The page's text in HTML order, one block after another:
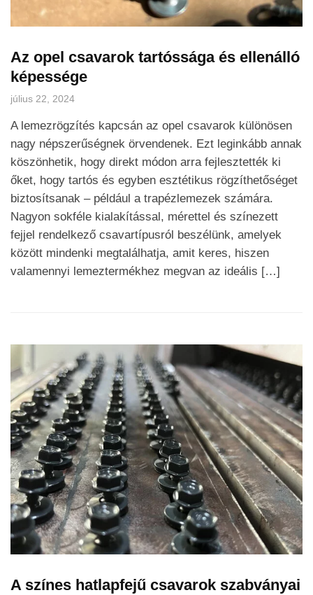
Az opel csavarok tartóssága és ellenálló
képessége
július 22, 2024
A lemezrögzítés kapcsán az opel csavarok különösen
nagy népszerűségnek örvendenek. Ezt leginkább annak
köszönhetik, hogy direkt módon arra fejlesztették ki
őket, hogy tartós és egyben esztétikus rögzíthetőséget
biztosítsanak – például a trapézlemezek számára.
Nagyon sokféle kialakítással, mérettel és színezett
fejjel rendelkező csavartípusról beszélünk, amelyek
között mindenki megtalálhatja, amit keres, hiszen
valamennyi lemeztermékhez megvan az ideális […]
A színes hatlapfejű csavarok szabványai